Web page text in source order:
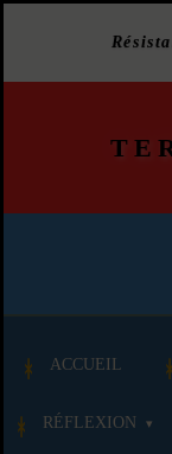
ACCUEIL
RÉFLEXION